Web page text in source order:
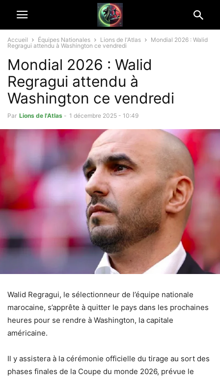
Accueil Équipes Nationales Lions de l'Atlas
Mondial 2026 : Walid
Regragui attendu à Washington ce vendredi
Mondial 2026 : Walid
Regragui attendu à
Washington ce vendredi
Par Lions de l'Atlas - 1 décembre 2025 - 10:49
Walid Regragui, le sélectionneur de l’équipe nationale
marocaine, s’apprête à quitter le pays dans les prochaines
heures pour se rendre à Washington, la capitale
américaine.
Il y assistera à la cérémonie officielle du tirage au sort des
phases finales de la Coupe du monde 2026, prévue le